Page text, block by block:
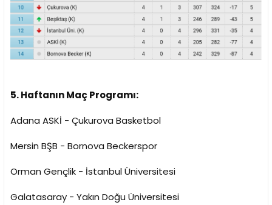
5. Haftanın Maç Programı:
Adana ASKİ - Çukurova Basketbol
Mersin BŞB - Bornova Beckerspor
Orman Gençlik - İstanbul Üniversitesi
Galatasaray - Yakın Doğu Üniversitesi